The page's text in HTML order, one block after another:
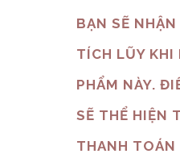
BẠN SẼ
TÍCH LŨY KHI
PHẨM NÀY.
SẼ THỂ HIỆN
THANH TOÁN